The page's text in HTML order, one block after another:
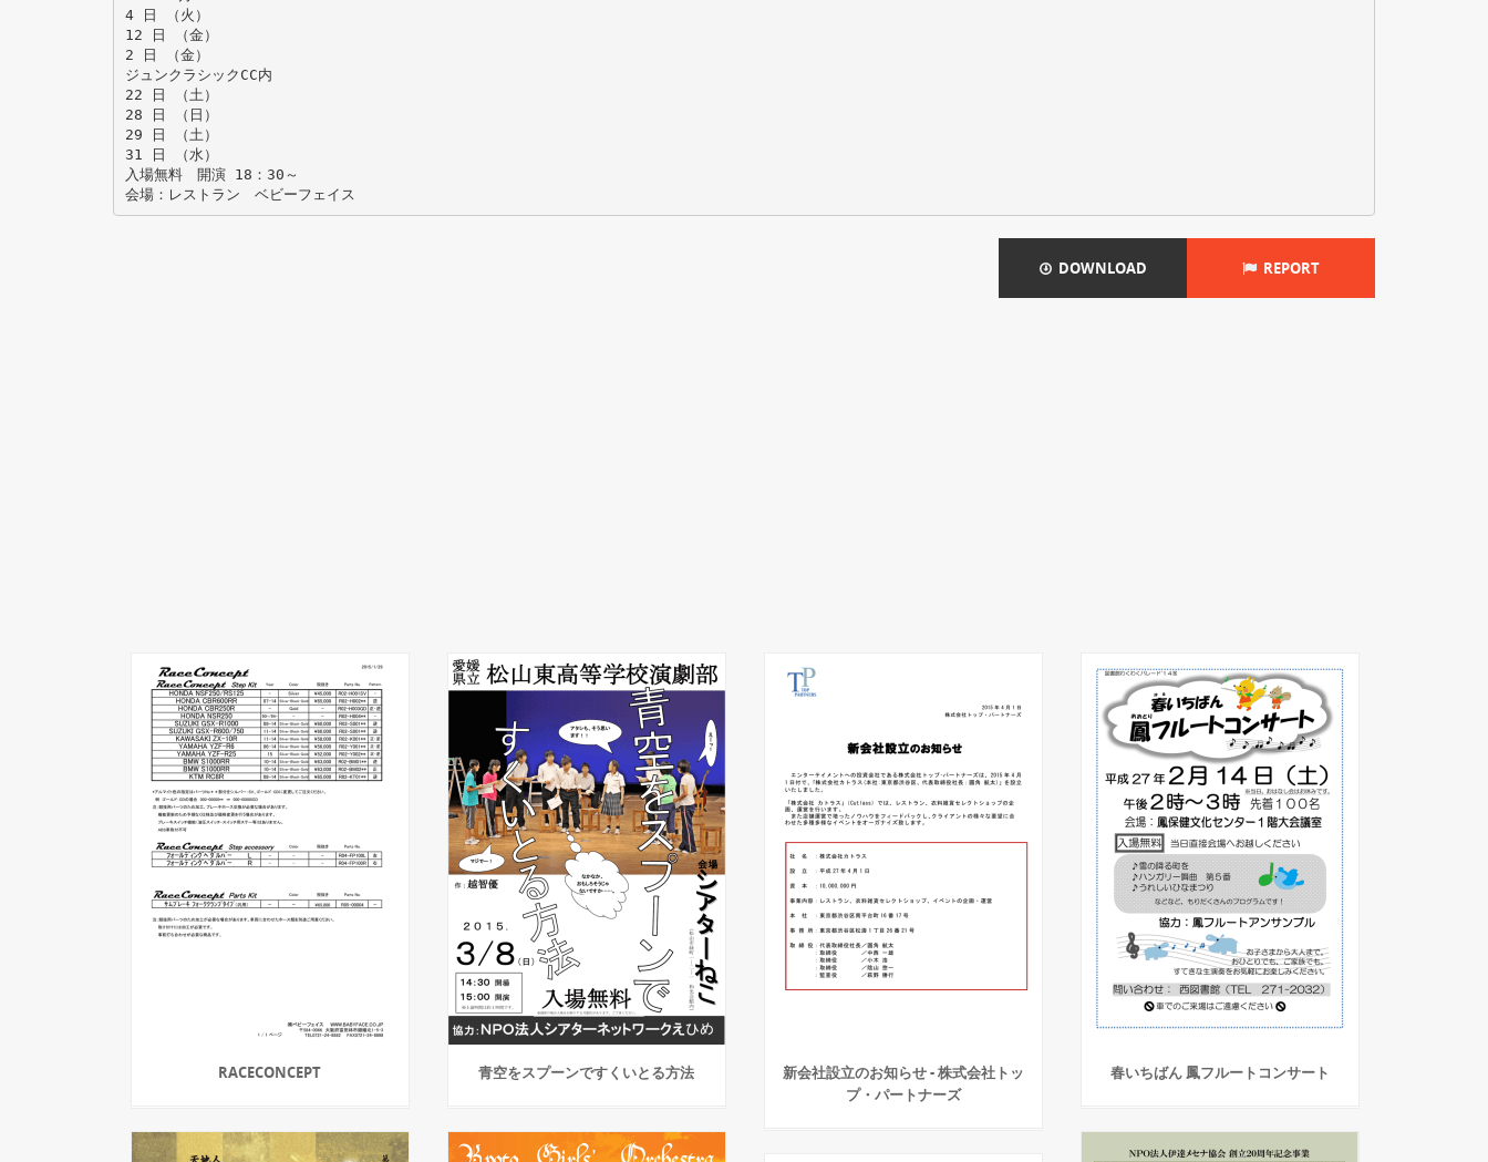
4 日 （火）
12 日 （金）
2 日 （金）
ジュンクラシックCC内
22 日 （土）
28 日 （日）
29 日 （土）
31 日 （水）
入場無料 開演 18：30～
DOWNLOAD REPORT
RACECONCEPT 青空をスプーンですくいとる方法
新会社設立のお知らせ - 株式会社トッ
プ・パートナーズ
春いちばん 鳳フルートコンサート